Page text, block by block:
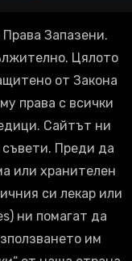
Запазени.
Цялото
от Закона
права с всички
Сайтът ни
Преди да
или хранителен
си лекар или
ни помагат да
им